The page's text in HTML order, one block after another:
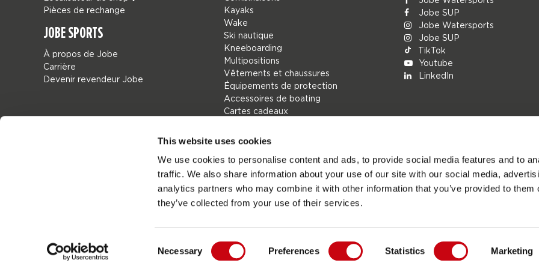
This website uses cookies
We use cookies to personalise content and ads, to provide social media features and to
traffic. We also share information about your use of our site with our social media,
analytics partners who may combine it with other information that you’ve provided to them
they’ve collected from your use of their services.
Selection
Necessary Preferences Statistics Marketing
Pièces de rechange
JOBE SPORTS
À propos de Jobe
Carrière
Devenir revendeur Jobe
Kayaks
Wake
Ski nautique
Kneeboarding
Multipositions
Vêtements et chaussures
Équipements de protection
Accessoires de boating
Cartes cadeaux
Collaborations
Sale
Mix & Match
Pièces de rechange
Jobe SUP
Jobe Watersports
Jobe SUP
TikTok
Youtube
LinkedIn
France Jobesports.com - Le site officiel